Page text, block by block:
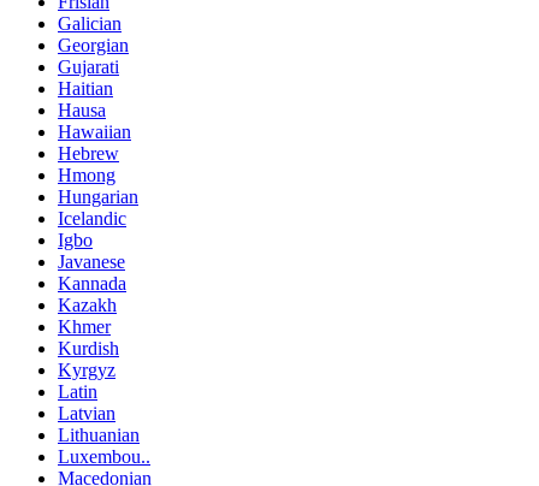
Galician
Georgian
Gujarati
Haitian
Hausa
Hawaiian
Hebrew
Hmong
Hungarian
Icelandic
Igbo
Javanese
Kannada
Kazakh
Khmer
Kurdish
Kyrgyz
Latin
Latvian
Lithuanian
Luxembou..
Macedonian